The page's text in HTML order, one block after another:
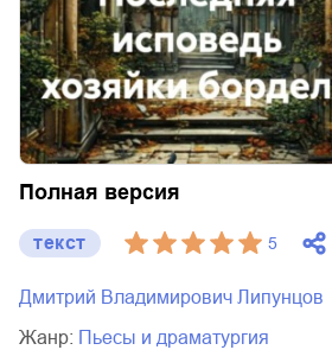
Полная версия
текст 5
Дмитрий Владимирович Липунцов
Жанр:
пьесы и драматургия